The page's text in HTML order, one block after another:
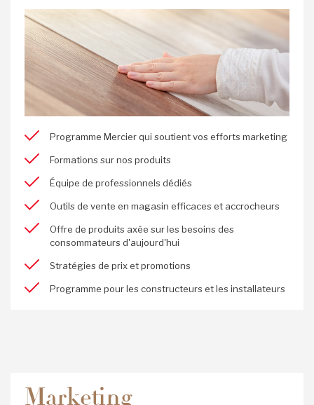
Programme Mercier qui soutient vos efforts marketing
Formations sur nos produits
Équipe de professionnels dédiés
Outils de vente en magasin efficaces et accrocheurs
Offre de produits axée sur les besoins des
consommateurs d'aujourd'hui
Stratégies de prix et promotions
Programme pour les constructeurs et les installateurs
Marketing